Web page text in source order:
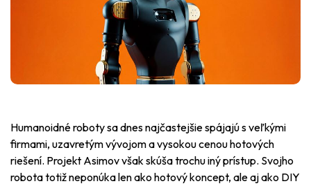
Humanoidné roboty sa dnes najčastejšie spájajú s veľkými
firmami, uzavretým vývojom a vysokou cenou hotových
riešení. Projekt Asimov však skúša trochu iný prístup. Svojho
robota totiž neponúka len ako hotový koncept, ale aj ako DIY